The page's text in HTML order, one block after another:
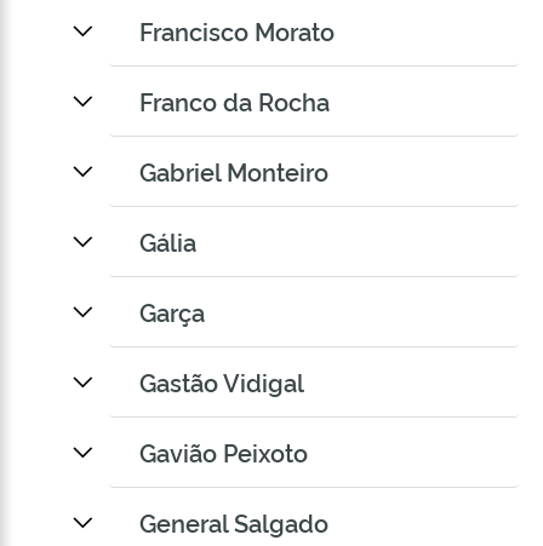
Francisco Morato
Franco da Rocha
Gabriel Monteiro
Gália
Garça
Gastão Vidigal
Gavião Peixoto
General Salgado